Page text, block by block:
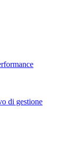
di gestione